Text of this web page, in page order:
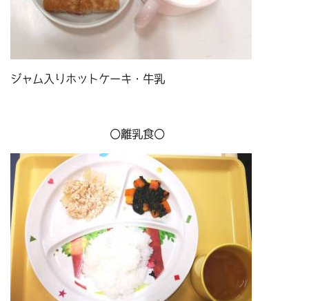
ジャム入りホットケーキ・牛乳
〇離乳食〇